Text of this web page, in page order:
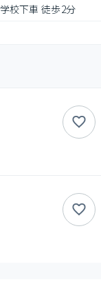
校下車 徒歩2分